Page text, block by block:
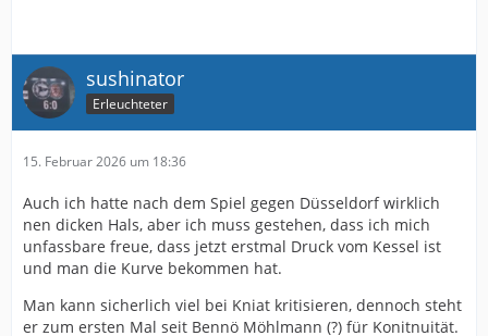
sushinator
Erleuchteter
15. Februar 2026 um 18:36
Auch ich hatte nach dem Spiel gegen Düsseldorf wirklich
nen dicken Hals, aber ich muss gestehen, dass ich mich
unfassbare freue, dass jetzt erstmal Druck vom Kessel ist
und man die Kurve bekommen hat.
Man kann sicherlich viel bei Kniat kritisieren, dennoch steht
er zum ersten Mal seit Bennö Möhlmann (?) für Konitnuität.